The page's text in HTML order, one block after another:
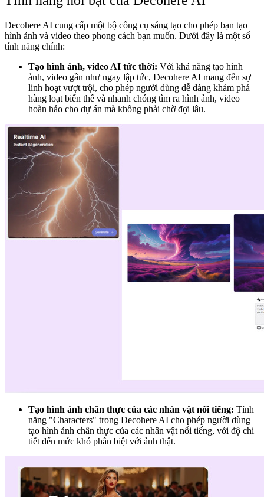
Decohere AI cung cấp một bộ công cụ sáng tạo cho phép bạn tạo
hình ảnh và video theo phong cách bạn muốn. Dưới đây là một số
tính năng chính:
Tạo hình ảnh, video AI tức thời: Với khả năng tạo hình
ảnh, video gần như ngay lập tức, Decohere AI mang đến sự
linh hoạt vượt trội, cho phép người dùng dễ dàng khám phá
hàng loạt biến thể và nhanh chóng tìm ra hình ảnh, video
hoàn hảo cho dự án mà không phải chờ đợi lâu.
Tạo hình ảnh chân thực của các nhân vật nổi tiếng: Tính
năng "Characters" trong Decohere AI cho phép người dùng
tạo hình ảnh chân thực của các nhân vật nổi tiếng, với độ chi
tiết đến mức khó phân biệt với ảnh thật.